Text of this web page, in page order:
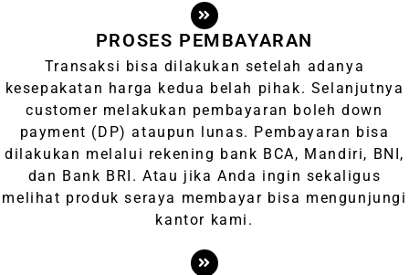
PROSES PEMBAYARAN
Transaksi bisa dilakukan setelah adanya
kesepakatan harga kedua belah pihak. Selanjutnya
customer melakukan pembayaran boleh down
payment (DP) ataupun lunas. Pembayaran bisa
dilakukan melalui rekening bank BCA, Mandiri, BNI,
dan Bank BRI. Atau jika Anda ingin sekaligus
melihat produk seraya membayar bisa mengunjungi
kantor kami.